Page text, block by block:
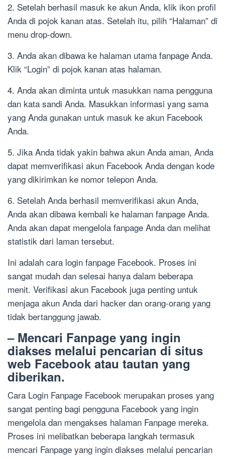
2. Setelah berhasil masuk ke akun Anda, klik ikon profil
Anda di pojok kanan atas. Setelah itu, pilih “Halaman” di
menu drop-down.
3. Anda akan dibawa ke halaman utama fanpage Anda.
Klik “Login” di pojok kanan atas halaman.
4. Anda akan diminta untuk masukkan nama pengguna
dan kata sandi Anda. Masukkan informasi yang sama
yang Anda gunakan untuk masuk ke akun Facebook
Anda.
5. Jika Anda tidak yakin bahwa akun Anda aman, Anda
dapat memverifikasi akun Facebook Anda dengan kode
yang dikirimkan ke nomor telepon Anda.
6. Setelah Anda berhasil memverifikasi akun Anda,
Anda akan dibawa kembali ke halaman fanpage Anda.
Anda akan dapat mengelola fanpage Anda dan melihat
statistik dari laman tersebut.
Ini adalah cara login fanpage Facebook. Proses ini
sangat mudah dan selesai hanya dalam beberapa
menit. Verifikasi akun Facebook juga penting untuk
menjaga akun Anda dari hacker dan orang-orang yang
tidak bertanggung jawab.
– Mencari Fanpage yang ingin
diakses melalui pencarian di situs
web Facebook atau tautan yang
diberikan.
Cara Login Fanpage Facebook merupakan proses yang
sangat penting bagi pengguna Facebook yang ingin
mengelola dan mengakses halaman Fanpage mereka.
Proses ini melibatkan beberapa langkah termasuk
mencari Fanpage yang ingin diakses melalui pencarian